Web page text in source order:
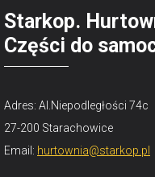
Starkop.
Części do
Adres: Al.Niepodległości 74c
27-200 Starachowice
Email: hurtownia@starkop.pl